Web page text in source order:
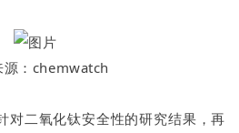
源：chemwatch
对二氧化钛安全性的研究结果，再